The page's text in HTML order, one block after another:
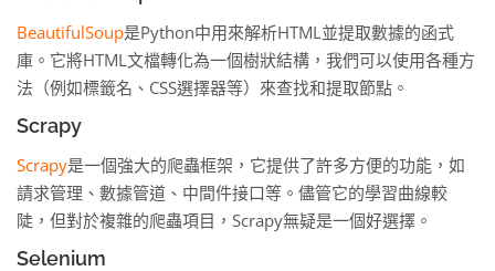
BeautifulSoup是Python中用來解析HTML並提取數據的函式
庫。它將HTML文檔轉化為一個樹狀結構，我們可以使用各種方
法（例如標籤名、CSS選擇器等）來查找和提取節點。
Scrapy
Scrapy是一個強大的爬蟲框架，它提供了許多方便的功能，如
請求管理、數據管道、中間件接口等。儘管它的學習曲線較
陡，但對於複雜的爬蟲項目，Scrapy無疑是一個好選擇。
Selenium